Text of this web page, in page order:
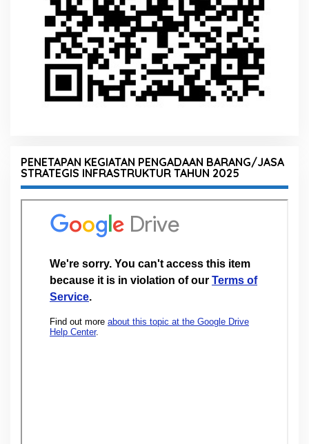
PENETAPAN KEGIATAN PENGADAAN BARANG/JASA
STRATEGIS INFRASTRUKTUR TAHUN 2025